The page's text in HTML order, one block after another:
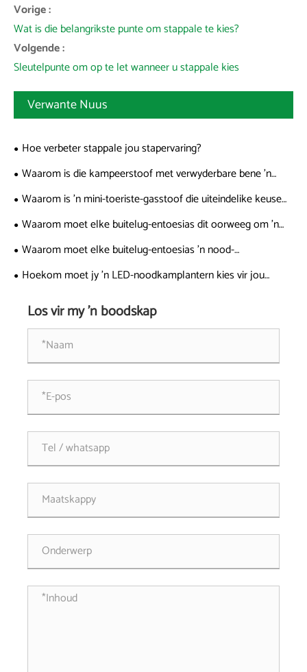
Vorige :
Wat is die belangrikste punte om stappale te kies?
Volgende :
Sleutelpunte om op te let wanneer u stappale kies
Verwante Nuus
Hoe verbeter stappale jou stapervaring?
Waarom is die kampeerstoof met verwyderbare bene 'n
spelwisselaar vir buitelug-entoesiaste
Waarom is 'n mini-toeriste-gasstoof die uiteindelike keuse
vir buitekookavonture
Waarom moet elke buitelug-entoesias dit oorweeg om 'n
ultraligte stapriet te gebruik?
Waarom moet elke buitelug-entoesias 'n nood-
oorlewingslaapsak vir uiterste situasies oorweeg
Hoekom moet jy 'n LED-noodkamplantern kies vir jou
Los vir my 'n boodskap